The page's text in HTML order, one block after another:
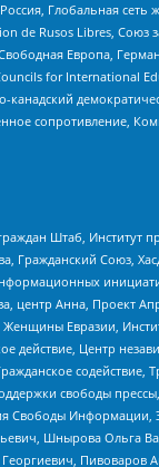
Глобальная сеть
de Rusos Libres, Союз
Европа,
for International
сопротивление,
Штаб, Институт
Гражданский Союз,
Анна, Проект
Евразии,
действие, Центр
содействие,
свободы
Свободы
Шнырова Ольга
Пивоваров